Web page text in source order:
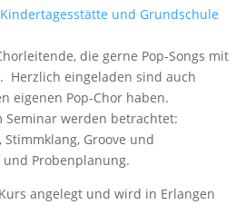
und Grundschule
die gerne Pop-Songs mit
Herzlich eingeladen sind auch
eigenen Pop-Chor haben.
Seminar werden betrachtet:
Stimmklang, Groove und
und Probenplanung.
angelegt und wird in Erlangen